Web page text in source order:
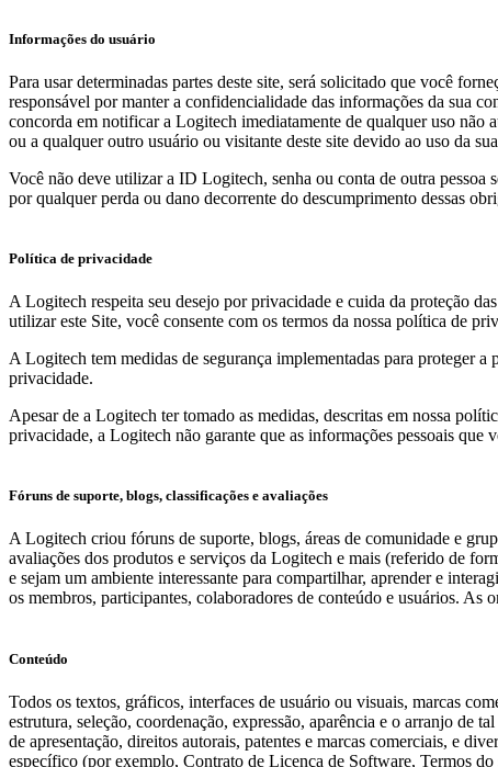
Informações do usuário
Para usar determinadas partes deste site, será solicitado que você
responsável por manter a confidencialidade das informações da sua
concorda em notificar a Logitech imediatamente de qualquer uso não
ou a qualquer outro usuário ou visitante deste site devido ao uso da
Você não deve utilizar a ID Logitech, senha ou conta de outra pessoa
por qualquer perda ou dano decorrente do descumprimento dessas
Política de privacidade
A Logitech respeita seu desejo por privacidade e cuida da proteção
utilizar este Site, você consente com os termos da nossa política de
A Logitech tem medidas de segurança implementadas para proteger
privacidade.
Apesar de a Logitech ter tomado as medidas, descritas em nossa
privacidade, a Logitech não garante que as informações pessoais que
Fóruns de suporte, blogs, classificações e avaliações
A Logitech criou fóruns de suporte, blogs, áreas de comunidade e
avaliações dos produtos e serviços da Logitech e mais (referido de
e sejam um ambiente interessante para compartilhar, aprender e
os membros, participantes, colaboradores de conteúdo e usuários. As
Conteúdo
Todos os textos, gráficos, interfaces de usuário ou visuais, marcas
estrutura, seleção, coordenação, expressão, aparência e o arranjo de
de apresentação, direitos autorais, patentes e marcas comerciais, e
específico (por exemplo, Contrato de Licença de Software, Termos